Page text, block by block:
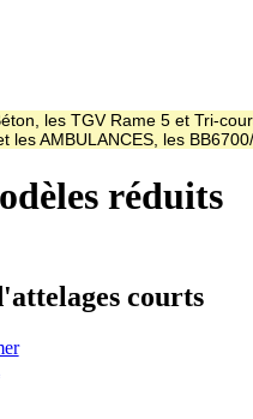
les TGV Rame 5 et Tri-
AMBULANCES, les
réduits
courts